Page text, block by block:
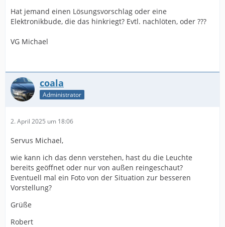
Hat jemand einen Lösungsvorschlag oder eine
Elektronikbude, die das hinkriegt? Evtl. nachlöten, oder ???
VG Michael
coala
Administrator
2. April 2025 um 18:06
Servus Michael,
wie kann ich das denn verstehen, hast du die Leuchte
bereits geöffnet oder nur von außen reingeschaut?
Eventuell mal ein Foto von der Situation zur besseren
Vorstellung?
Grüße
Robert